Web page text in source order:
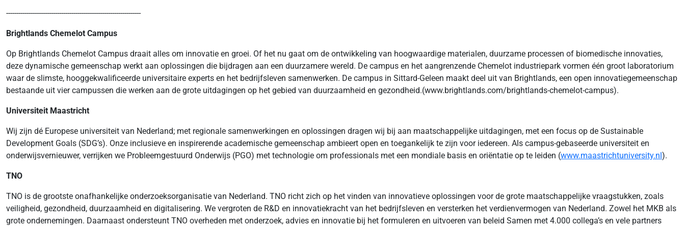
------------------------------------------------------------------
Brightlands Chemelot Campus
Op Brightlands Chemelot Campus draait alles om innovatie en groei. Of het nu gaat om de ontwikkeling van hoogwaardige materialen, duurzame processen of biomedische innovaties,
deze dynamische gemeenschap werkt aan oplossingen die bijdragen aan een duurzamere wereld. De campus en het aangrenzende Chemelot industriepark vormen één groot laboratorium
waar de slimste, hooggekwalificeerde universitaire experts en het bedrijfsleven samenwerken. De campus in Sittard-Geleen maakt deel uit van Brightlands, een open innovatiegemeenschap
bestaande uit vier campussen die werken aan de grote uitdagingen op het gebied van duurzaamheid en gezondheid.(www.brightlands.com/brightlands-chemelot-campus).
Universiteit Maastricht
Wij zijn dé Europese universiteit van Nederland; met regionale samenwerkingen en oplossingen dragen wij bij aan maatschappelijke uitdagingen, met een focus op de Sustainable
Development Goals (SDG’s). Onze inclusieve en inspirerende academische gemeenschap ambieert open en toegankelijk te zijn voor iedereen. Als campus-gebaseerde universiteit en
onderwijsvernieuwer, verrijken we Probleemgestuurd Onderwijs (PGO) met technologie om professionals met een mondiale basis en oriëntatie op te leiden (www.maastrichtuniversity.nl ).
TNO
TNO is de grootste onafhankelijke onderzoeksorganisatie van Nederland. TNO richt zich op het vinden van innovatieve oplossingen voor de grote maatschappelijke vraagstukken, zoals
veiligheid, gezondheid, duurzaamheid en digitalisering. We vergroten de R&D en innovatiekracht van het bedrijfsleven en versterken het verdienvermogen van Nederland. Zowel het MKB als
grote ondernemingen. Daarnaast ondersteunt TNO overheden met onderzoek, advies en innovatie bij het formuleren en uitvoeren van beleid Samen met 4.000 collega’s en vele partners